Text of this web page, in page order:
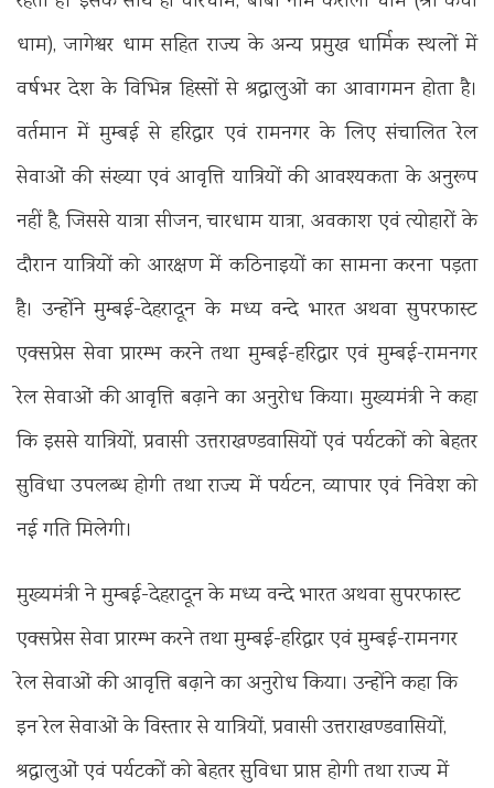
धाम), जागेश्वर धाम सहित राज्य के अन्य प्रमुख धार्मिक स्थलों में
वर्षभर देश के विभिन्न हिस्सों से श्रद्धालुओं का आवागमन होता है।
वर्तमान में मुम्बई से हरिद्वार एवं रामनगर के लिए संचालित रेल
सेवाओं की संख्या एवं आवृत्ति यात्रियों की आवश्यकता के अनुरूप
नहीं है, जिससे यात्रा सीजन, चारधाम यात्रा, अवकाश एवं त्योहारों के
दौरान यात्रियों को आरक्षण में कठिनाइयों का सामना करना पड़ता
है। उन्होंने मुम्बई-देहरादून के मध्य वन्दे भारत अथवा सुपरफास्ट
एक्सप्रेस सेवा प्रारम्भ करने तथा मुम्बई-हरिद्वार एवं मुम्बई-रामनगर
रेल सेवाओं की आवृत्ति बढ़ाने का अनुरोध किया। मुख्यमंत्री ने कहा
कि इससे यात्रियों, प्रवासी उत्तराखण्डवासियों एवं पर्यटकों को बेहतर
सुविधा उपलब्ध होगी तथा राज्य में पर्यटन, व्यापार एवं निवेश को
नई गति मिलेगी।
मुख्यमंत्री ने मुम्बई-देहरादून के मध्य वन्दे भारत अथवा सुपरफास्ट
एक्सप्रेस सेवा प्रारम्भ करने तथा मुम्बई-हरिद्वार एवं मुम्बई-रामनगर
रेल सेवाओं की आवृत्ति बढ़ाने का अनुरोध किया। उन्होंने कहा कि
इन रेल सेवाओं के विस्तार से यात्रियों, प्रवासी उत्तराखण्डवासियों,
श्रद्धालुओं एवं पर्यटकों को बेहतर सुविधा प्राप्त होगी तथा राज्य में